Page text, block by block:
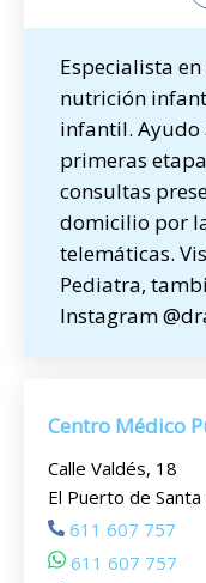
Especialista
nutrición
infantil. Ayudo
primeras
consultas
domicilio por
telemáticas.
Pediatra,
Instagram
Centro Médico
Calle Valdés, 18
El Puerto de
611 607 757
611 607 757